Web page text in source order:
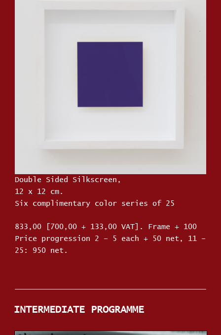
Double Sided Silkscreen,
12 x 12 cm.
Six complimentary color series of 25
833,00 [700,00 + 133,00 VAT]. Frame + 100
Price progression 2 – 5 each + 50 net, 11 –
25: 950 net.
INTERMEDIATE PROGRAMME